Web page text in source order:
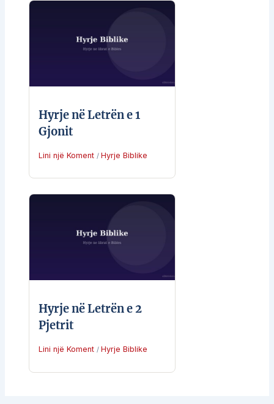
Hyrje në Letrën e 1
Gjonit
Lini një Koment / Hyrje Biblike
Hyrje në Letrën e 2
Pjetrit
Lini një Koment / Hyrje Biblike